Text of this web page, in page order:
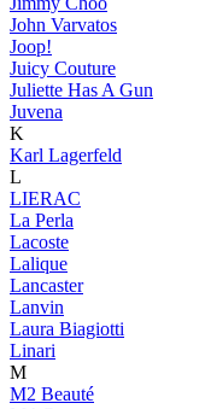
John Varvatos
Joop!
Juicy Couture
Juliette Has A Gun
Juvena
K
Karl Lagerfeld
L
LIERAC
La Perla
Lacoste
Lalique
Lancaster
Lanvin
Laura Biagiotti
Linari
M
M2 Beauté